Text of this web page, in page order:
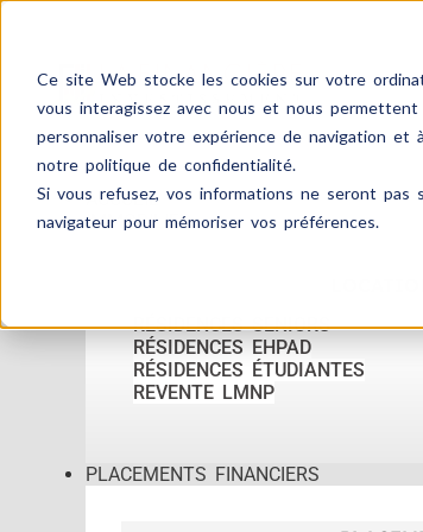
Ce site Web stocke les cookies sur votre
vous interagissez avec nous et nous
personnaliser votre expérience de navigation
notre politique de confidentialité.
Si vous refusez, vos informations ne seront
navigateur pour mémoriser vos préférences.
ACCUEIL
IMMOBILIER
RÉSIDENCES SENIORS
RÉSIDENCES EHPAD
RÉSIDENCES ÉTUDIANTES
REVENTE LMNP
PLACEMENTS FINANCIERS